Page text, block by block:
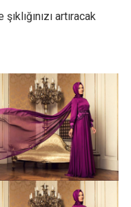
artıracak